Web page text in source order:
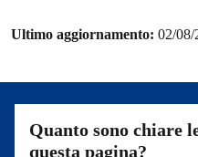
Ultimo aggiornamento: 02/08/
Quanto sono chiare
questa pagina?